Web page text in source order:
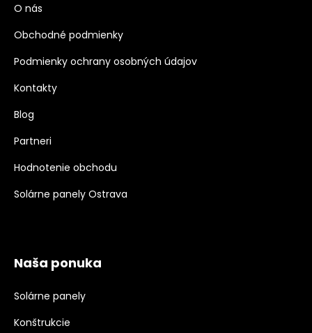
O nás
Obchodné podmienky
Podmienky ochrany osobných údajov
Kontakty
Blog
Partneri
Hodnotenie obchodu
Solárne panely Ostrava
Naša ponuka
Solárne panely
Konštrukcie